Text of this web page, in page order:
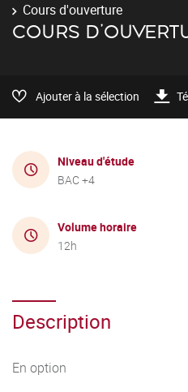
Cours d'ouverture
COURS
Ajouter à la sélection
Niveau d'étude
BAC +4
Volume horaire
12h
Description
En option